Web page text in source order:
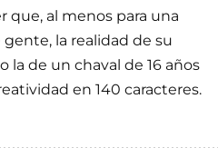
que, al menos para una
la realidad de su
la de un chaval de 16 años
en 140 caracteres.